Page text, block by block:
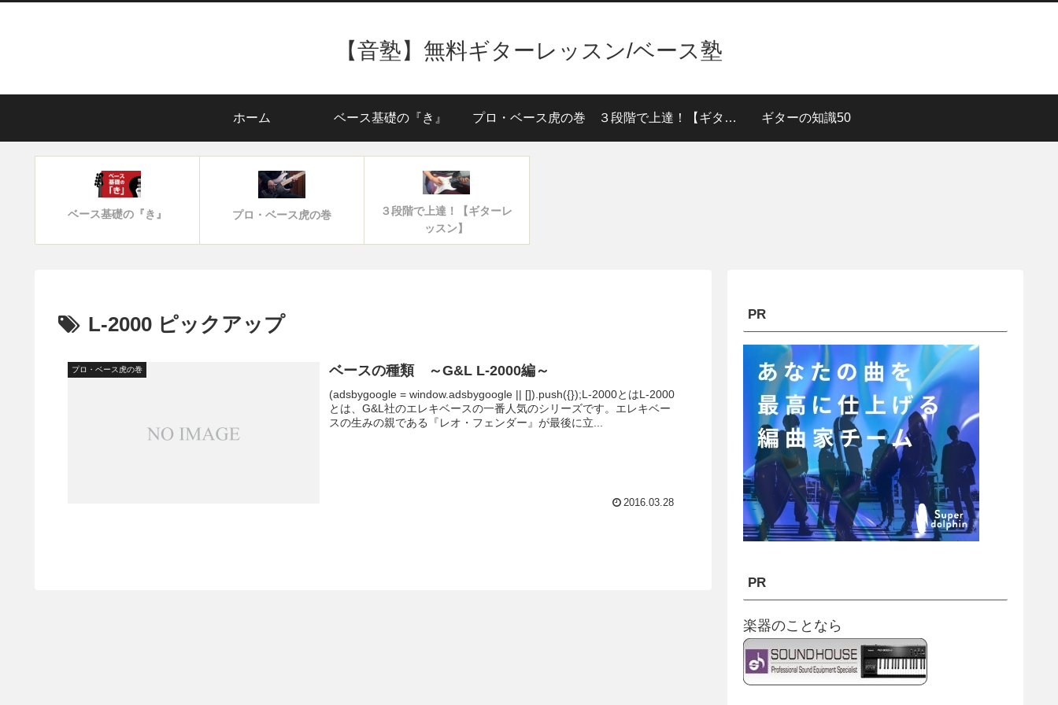
【音塾】無料ギターレッスン/ベース塾
ホーム ベース基礎の『き』 プロ・ベース虎の巻 ３段階で上達！【ギターレッスン】 ギターの知識50
ベース基礎の『き』 プロ・ベース虎の巻
３段階で上達！【ギターレ
ッスン】
L-2000 ピックアップ
プロ・ベース虎の巻 ベースの種類 ～G&L L-2000編～
(adsbygoogle = window.adsbygoogle || []).push({});L-2000とはL-2000
とは、G&L社のエレキベースの一番人気のシリーズです。エレキベー
スの生みの親である『レオ・フェンダー』が最後に立...
2016.03.28
PR
PR
楽器のことなら